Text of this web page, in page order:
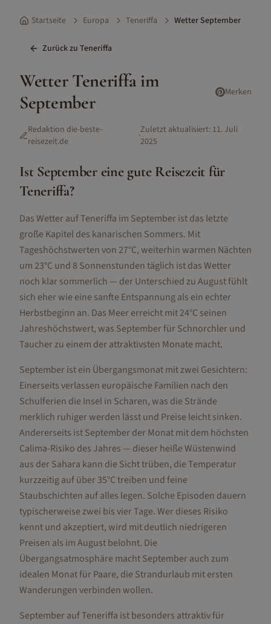
Startseite Europa Teneriffa Wetter September
Zurück zu Teneriffa
WetterTeneriffaim
September
Merken
Redaktion die-beste-
reisezeit.de
·Zuletzt aktualisiert: 11. Juli
2025
Ist Septembereine gute Reisezeit für
Teneriffa?
Das Wetter auf Teneriffa im September ist das letzte
große Kapitel des kanarischen Sommers. Mit
Tageshöchstwerten von 27°C, weiterhin warmen Nächten
um 23°C und 8 Sonnenstunden täglich ist das Wetter
noch klar sommerlich — der Unterschied zu August fühlt
sich eher wie eine sanfte Entspannung als ein echter
Herbstbeginn an. Das Meer erreicht mit 24°C seinen
Jahreshöchstwert, was September für Schnorchler und
Taucher zu einem der attraktivsten Monate macht.
September ist ein Übergangsmonat mit zwei Gesichtern:
Einerseits verlassen europäische Familien nach den
Schulferien die Insel in Scharen, was die Strände
merklich ruhiger werden lässt und Preise leicht sinken.
Andererseits ist September der Monat mit dem höchsten
Calima-Risiko des Jahres — dieser heiße Wüstenwind
aus der Sahara kann die Sicht trüben, die Temperatur
kurzzeitig auf über 35°C treiben und feine
Staubschichten auf alles legen. Solche Episoden dauern
typischerweise zwei bis vier Tage. Wer dieses Risiko
kennt und akzeptiert, wird mit deutlich niedrigeren
Preisen als im August belohnt. Die
Übergangsatmosphäre macht September auch zum
idealen Monat für Paare, die Strandurlaub mit ersten
Wanderungen verbinden wollen.
September auf Teneriffa ist besonders attraktiv für